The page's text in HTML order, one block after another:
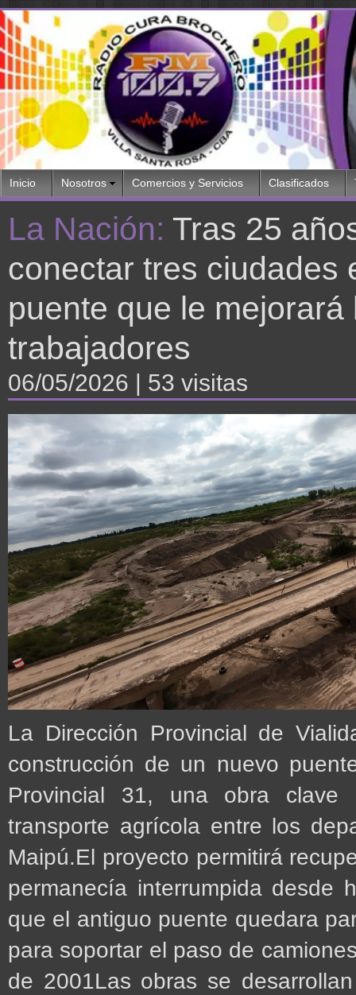
Inicio Nosotros Comercios y Servicios Clasificados
La Nación: Tras 25
conectar tres ciudades
puente que le
trabajadores
06/05/2026 | 53 visitas
La Dirección Provincial de
construcción de un nuevo
Provincial 31, una obra clave
transporte agrícola entre los
Maipú.El proyecto permitirá
permanecía interrumpida desde
que el antiguo puente quedara
para soportar el paso de
de 2001Las obras se